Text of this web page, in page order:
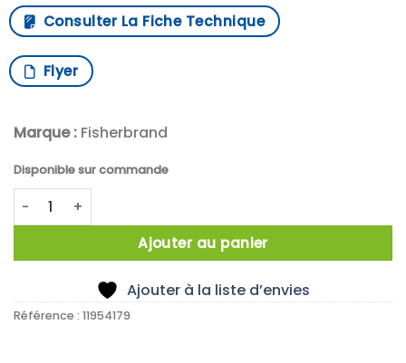
Consulter La Fiche Technique
Flyer
Marque : Fisherbrand
Disponible sur commande
quantité de FILTRE STERILISABLE DIAM 69 MM
Ajouter au panier
Ajouter à la liste d’envies
Référence : 11954179